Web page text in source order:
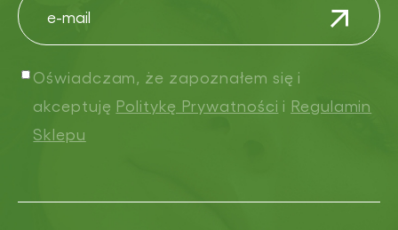
Oświadczam, że zapoznałem się i
akceptuję Politykę Prywatności i Regulamin
Sklepu